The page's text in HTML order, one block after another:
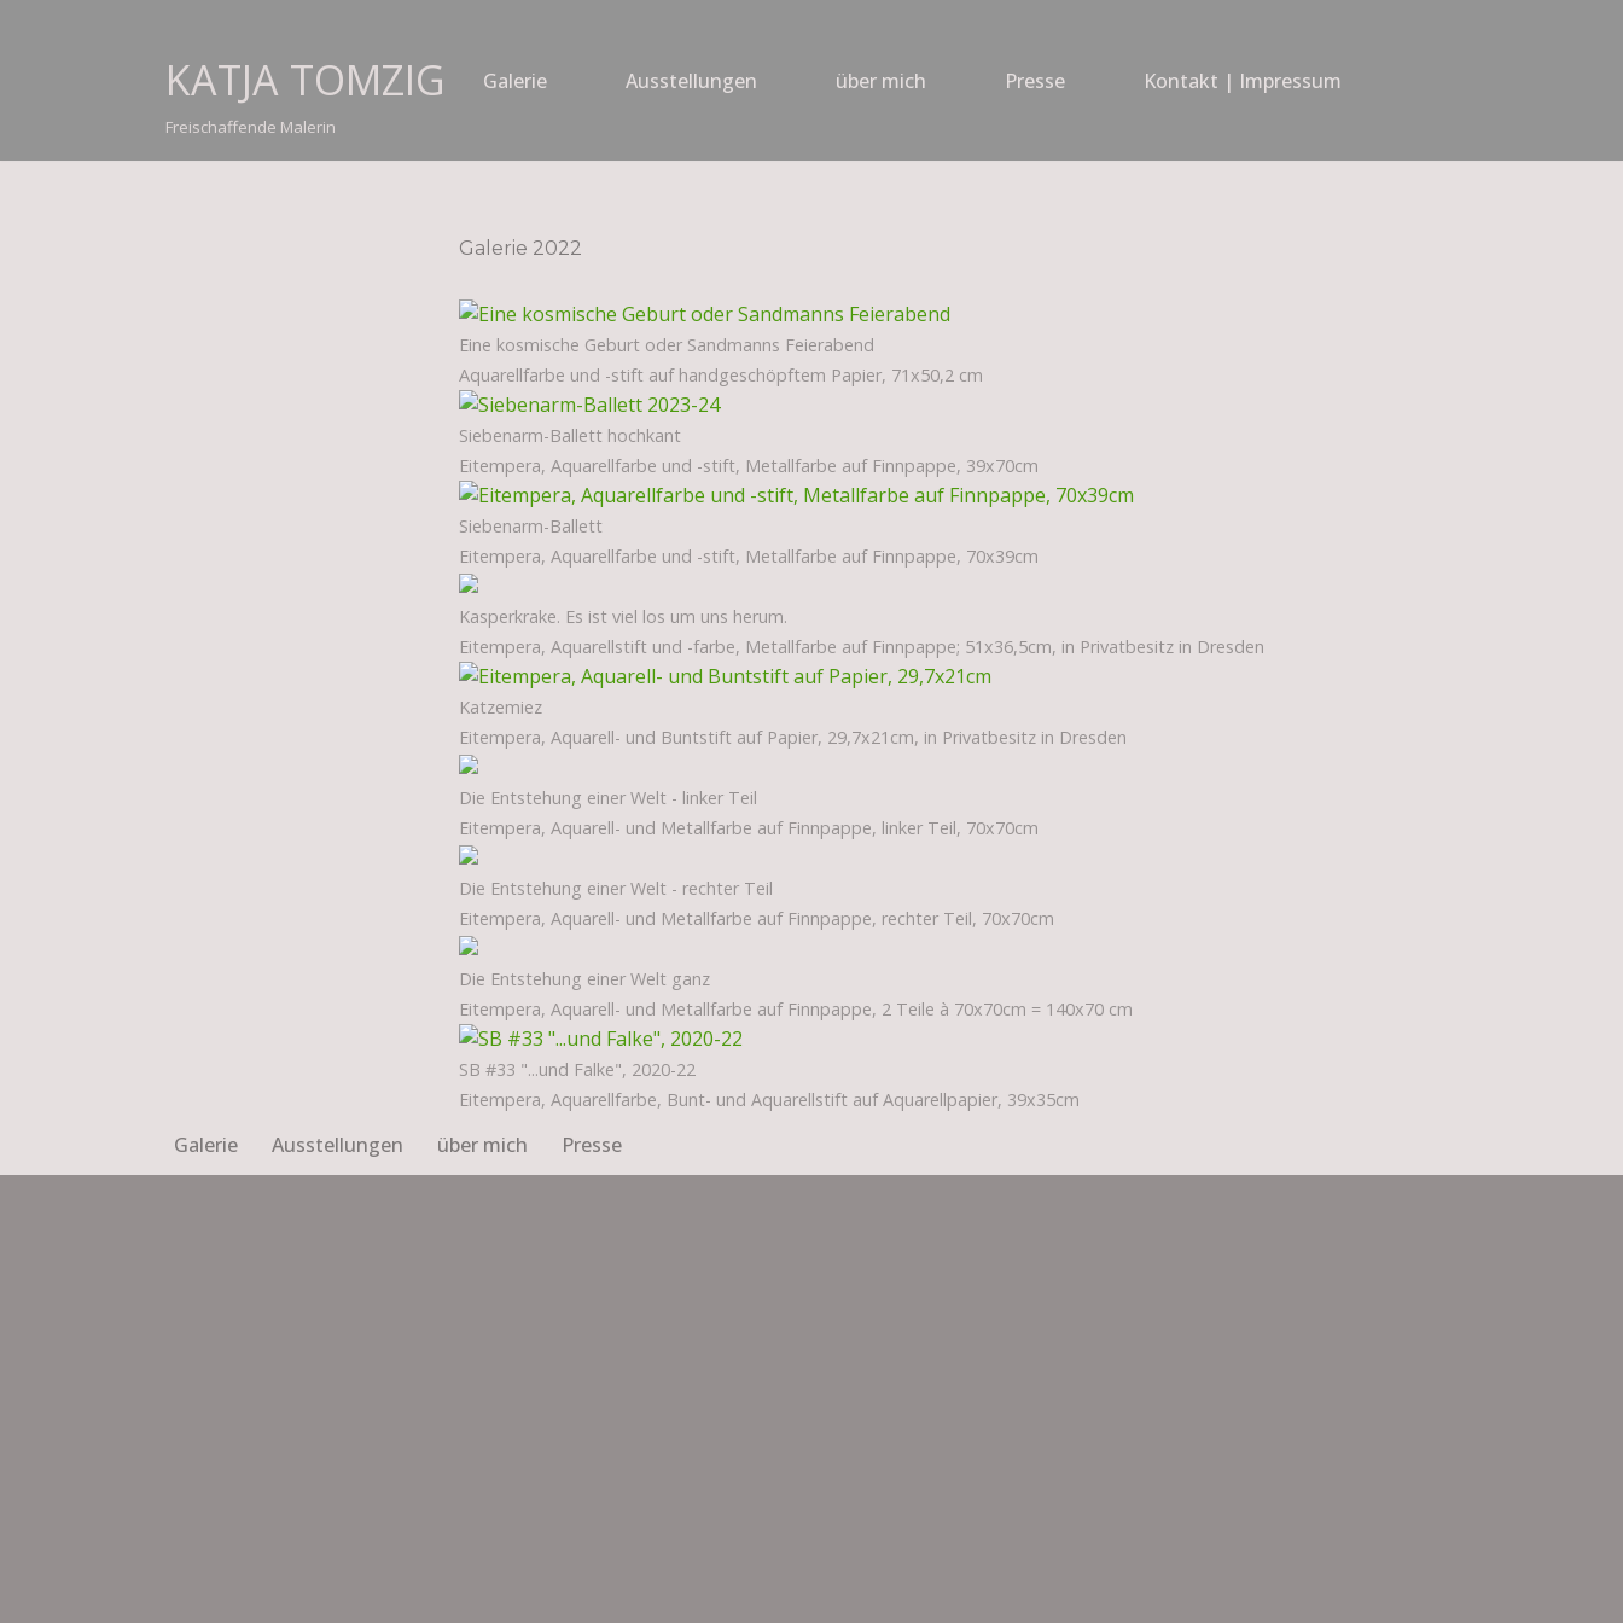
KATJA TOMZIG
Freischaffende Malerin
Galerie Ausstellungen über mich Presse Kontakt | Impressum
Galerie 2022
Eine kosmische Geburt oder Sandmanns Feierabend
Aquarellfarbe und -stift auf handgeschöpftem Papier, 71x50,2 cm
Siebenarm-Ballett hochkant
Eitempera, Aquarellfarbe und -stift, Metallfarbe auf Finnpappe, 39x70cm
Siebenarm-Ballett
Eitempera, Aquarellfarbe und -stift, Metallfarbe auf Finnpappe, 70x39cm
Kasperkrake. Es ist viel los um uns herum.
Eitempera, Aquarellstift und -farbe, Metallfarbe auf Finnpappe; 51x36,5cm, in Privatbesitz in Dresden
Katzemiez
Eitempera, Aquarell- und Buntstift auf Papier, 29,7x21cm, in Privatbesitz in Dresden
Die Entstehung einer Welt - linker Teil
Eitempera, Aquarell- und Metallfarbe auf Finnpappe, linker Teil, 70x70cm
Die Entstehung einer Welt - rechter Teil
Eitempera, Aquarell- und Metallfarbe auf Finnpappe, rechter Teil, 70x70cm
Die Entstehung einer Welt ganz
Eitempera, Aquarell- und Metallfarbe auf Finnpappe, 2 Teile à 70x70cm = 140x70 cm
SB #33 "...und Falke", 2020-22
Eitempera, Aquarellfarbe, Bunt- und Aquarellstift auf Aquarellpapier, 39x35cm
Galerie Ausstellungen über mich Presse